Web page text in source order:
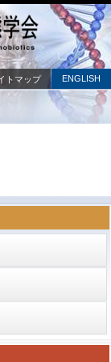
ENGLISH
トマップ